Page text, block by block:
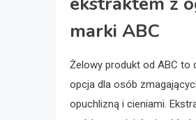
marki ABC
Żelowy produkt od ABC to
opcja dla osób
opuchlizną i cieniami.